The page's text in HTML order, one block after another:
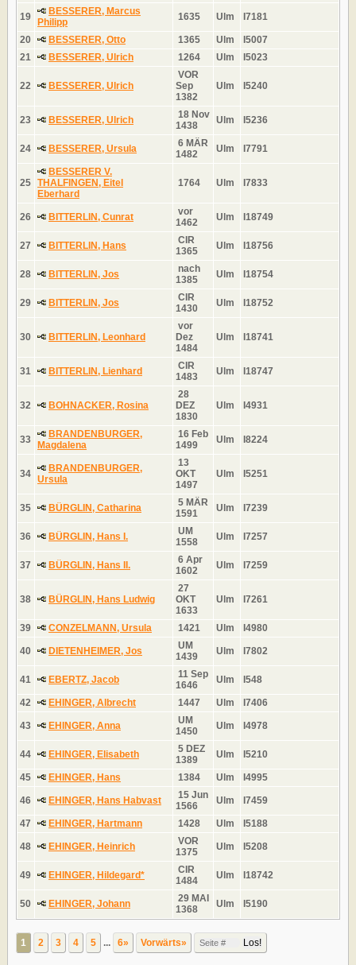
19
BESSERER, Marcus
Philipp
1635 Ulm I7181
20 BESSERER, Otto 1365 Ulm
I5007
21
BESSERER, Ulrich 1264 Ulm I5023
22 BESSERER, Ulrich
VOR
Sep
1382
Ulm I5240
23 BESSERER, Ulrich
18 Nov
1438
Ulm I5236
24 BESSERER, Ursula
6 MÄR
1482
Ulm I7791
25
BESSERER V.
THALFINGEN, Eitel
Eberhard
1764 Ulm I7833
26 BITTERLIN, Cunrat
vor
1462
Ulm I18749
27 BITTERLIN, Hans
CIR
1365
Ulm I18756
28 BITTERLIN, Jos
nach
1385
Ulm I18754
29 BITTERLIN, Jos
CIR
1430
Ulm I18752
30 BITTERLIN, Leonhard
vor
Dez
1484
Ulm I18741
31 BITTERLIN, Lienhard
CIR
1483
Ulm I18747
32 BOHNACKER, Rosina
28
DEZ
1830
Ulm I4931
33
BRANDENBURGER,
Magdalena
16 Feb
1499
Ulm I8224
34
BRANDENBURGER,
Ursula
13
OKT
1497
Ulm I5251
35 BÜRGLIN, Catharina
5 MÄR
1591
Ulm I7239
36 BÜRGLIN, Hans I.
UM
1558
Ulm I7257
37 BÜRGLIN, Hans II.
6 Apr
1602
Ulm I7259
38 BÜRGLIN, Hans Ludwig
27
OKT
1633
Ulm I7261
39 CONZELMANN, Ursula 1421 Ulm I4980
40 DIETENHEIMER, Jos
UM
1439
Ulm I7802
41 EBERTZ, Jacob
11 Sep
1646
Ulm I548
42 EHINGER, Albrecht 1447 Ulm I7406
43 EHINGER, Anna
UM
1450
Ulm I4978
44 EHINGER, Elisabeth
5 DEZ
1389
Ulm I5210
45 EHINGER, Hans 1384 Ulm I4995
46 EHINGER, Hans Habvast
15 Jun
1566
Ulm I7459
47 EHINGER, Hartmann 1428 Ulm I5188
48 EHINGER, Heinrich
VOR
1375
Ulm I5208
49 EHINGER, Hildegard*
CIR
1484
Ulm I18742
50 EHINGER, Johann
29 MAI
1368
Ulm I5190
1 2 3 4 5 ... 6» Vorwärts»